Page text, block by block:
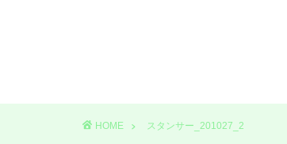
HOME スタンサー_201027_2